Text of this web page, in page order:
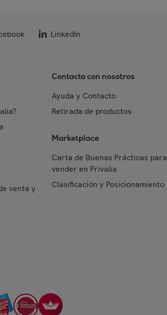
LinkedIn
venta y
Contacta con nosotros
Ayuda y Contacto
Retirada de productos
Marketplace
Carta de Buenas Prácticas para
vender en Privalia
Clasificación y Posicionamiento